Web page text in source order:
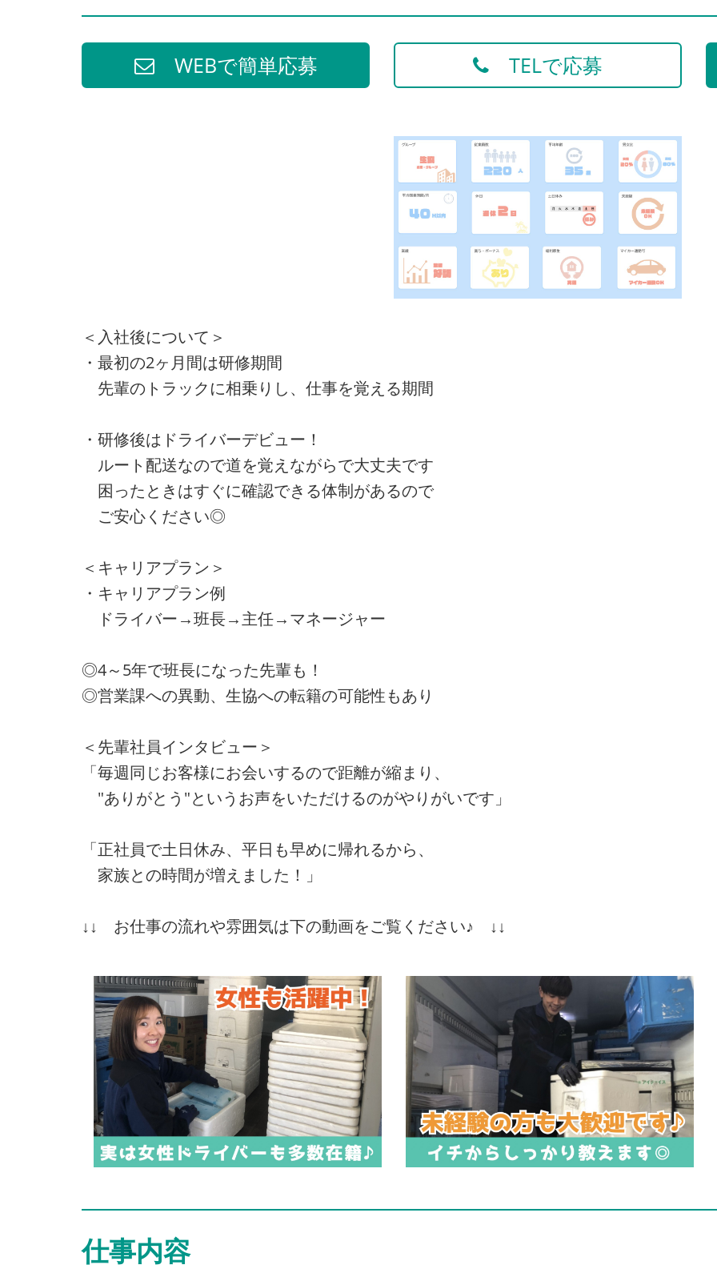
WEBで簡単応募 TELで応募
＜入社後について＞
・最初の2ヶ月間は研修期間
先輩のトラックに相乗りし、仕事を覚える期間
・研修後はドライバーデビュー！
ルート配送なので道を覚えながらで大丈夫です
困ったときはすぐに確認できる体制があるので
ご安心ください◎
＜キャリアプラン＞
・キャリアプラン例
ドライバー→班長→主任→マネージャー
◎4～5年で班長になった先輩も！
◎営業課への異動、生協への転籍の可能性もあり
＜先輩社員インタビュー＞
「毎週同じお客様にお会いするので距離が縮まり、
"ありがとう"というお声をいただけるのがやりがいです」
「正社員で土日休み、平日も早めに帰れるから、
家族との時間が増えました！」
↓↓ お仕事の流れや雰囲気は下の動画をご覧ください♪ ↓↓
仕事内容